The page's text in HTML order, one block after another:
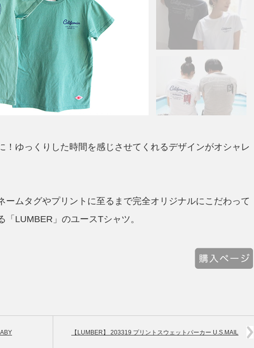
！ゆっくりした時間を感じさせてくれるデザインがオシャレ
ームタグやプリントに至るまで完全オリジナルにこだわって
LUMBER」のユースTシャツ。
【LUMBER】 203319 プリントスウェットパーカー U.S.MAIL